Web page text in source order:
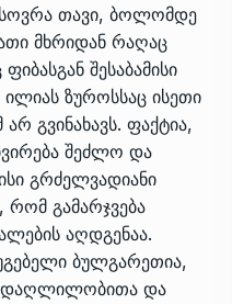
თავი, ბოლომდე
მხრიდან რაღაც
შესაბამისი
ილიას ზუროსსაც ისეთი
გვინახავს. ფაქტია,
შეძლო და
გრძელვადიანი
რომ გამარჯვება
აღდგენაა.
ბულგარეთია,
და